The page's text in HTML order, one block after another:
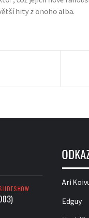
hity z onoho alba.
Ari
Edguy